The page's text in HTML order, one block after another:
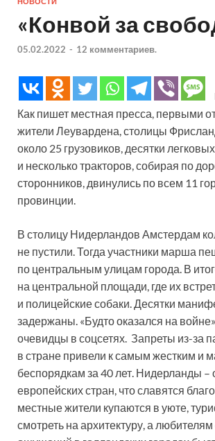
«Конвой за
05.02.2022 - 12 комментариев.
Как пишет местная пресса, первыми
жители Леувардена, столицы
около 25 грузовиков, десятки
и несколько тракторов, собирая по
сторонников, двинулись по всем 11
провинции.
В столицу Нидерландов Амстердам
не пустили. Тогда участники марша
по центральным улицам города. В
на центральной площади, где их
и полицейские собаки. Десятки
задержаны. «Будто оказался на
очевидцы в соцсетях. Запреты из-за
в стране привели к самым жестким и
беспорядкам за 40 лет. Нидерланды –
европейских стран, что славятся
местные жители купаются в уюте,
смотреть на архитектуру, а